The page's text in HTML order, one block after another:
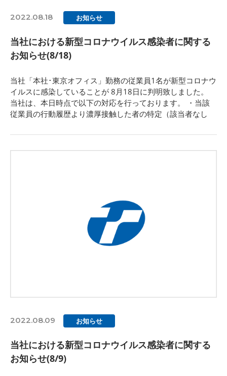
2022.08.18 お知らせ
当社における新型コロナウイルス感染者に関する
お知らせ(8/18)
当社「本社･東京オフィス」勤務の従業員1名が新型コロナウ
イルスに感染していることが 8月18日に判明致しました。
当社は、本日時点で以下の対応を行っております。 ・当該
従業員の行動履歴より濃厚接触した者の特定（該当者なし
2022.08.09 お知らせ
当社における新型コロナウイルス感染者に関する
お知らせ(8/9)